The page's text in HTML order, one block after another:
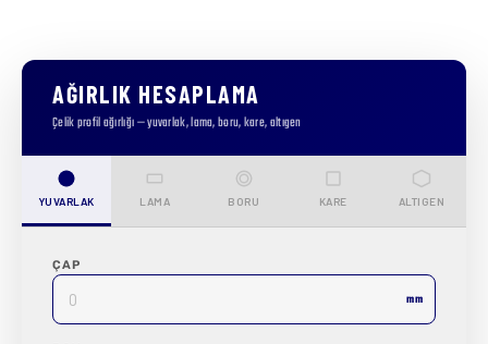
AĞIRLIK HESAPLAMA
Çelik profil ağırlığı — yuvarlak, lama, boru, kare, altıgen
YUVARLAK LAMA BORU KARE ALTIGEN
ÇAP
mm